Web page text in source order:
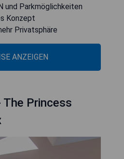
und Parkmöglichkeiten
Konzept
Privatsphäre
ANZEIGEN
The Princess